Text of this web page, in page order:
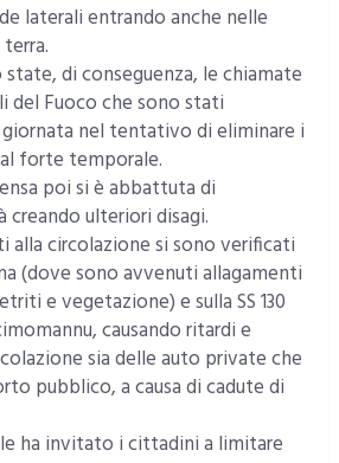
laterali entrando anche nelle
di conseguenza, le chiamate
del Fuoco che sono stati
nel tentativo di eliminare i
forte temporale.
poi si è abbattuta di
ulteriori disagi.
circolazione si sono verificati
(dove sono avvenuti allagamenti
e vegetazione) e sulla SS 130
causando ritardi e
sia delle auto private che
pubblico, a causa di cadute di
ha invitato i cittadini a limitare